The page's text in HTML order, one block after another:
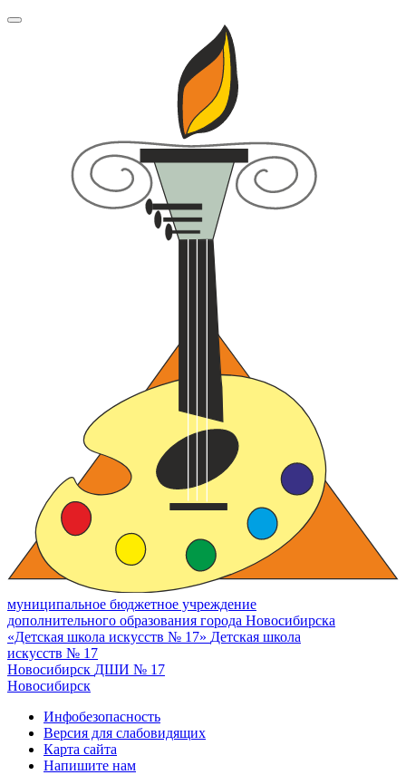
муниципальное бюджетное учреждение
дополнительного образования города Новосибирска
«Детская школа искусств № 17» Детская школа
искусств № 17
Новосибирск ДШИ № 17
Новосибирск
Инфобезопасность
Версия для слабовидящих
Карта сайта
Напишите нам